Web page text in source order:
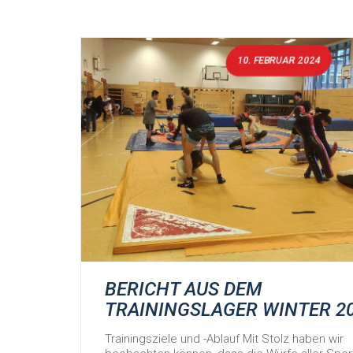
BERICHT AUS DEM
TRAININGSLAGER WINTER
Trainingsziele und -Ablauf Mit Stolz haben wir
10. FEBRUAR 2024